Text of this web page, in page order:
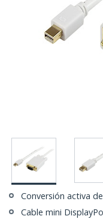
Conversión activa
Cable mini